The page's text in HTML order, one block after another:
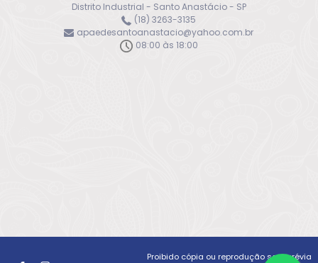
Distrito Industrial - Santo Anastácio - SP
(18) 3263-3135
apaedesantoanastacio@yahoo.com.br
08:00 às 18:00
Proibido cópia ou reprodução sem prévia